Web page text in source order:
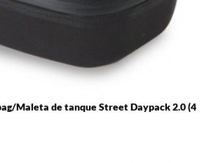
Maleta de tanque Street Daypack 2.0 (4